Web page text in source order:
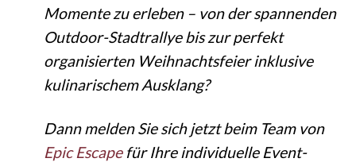
Momente zu erleben – von der spannenden
Outdoor-Stadtrallye bis zur perfekt
organisierten Weihnachtsfeier inklusive
kulinarischem Ausklang?
Dann melden Sie sich jetzt beim Team von
Epic Escapefür Ihre individuelle Event-